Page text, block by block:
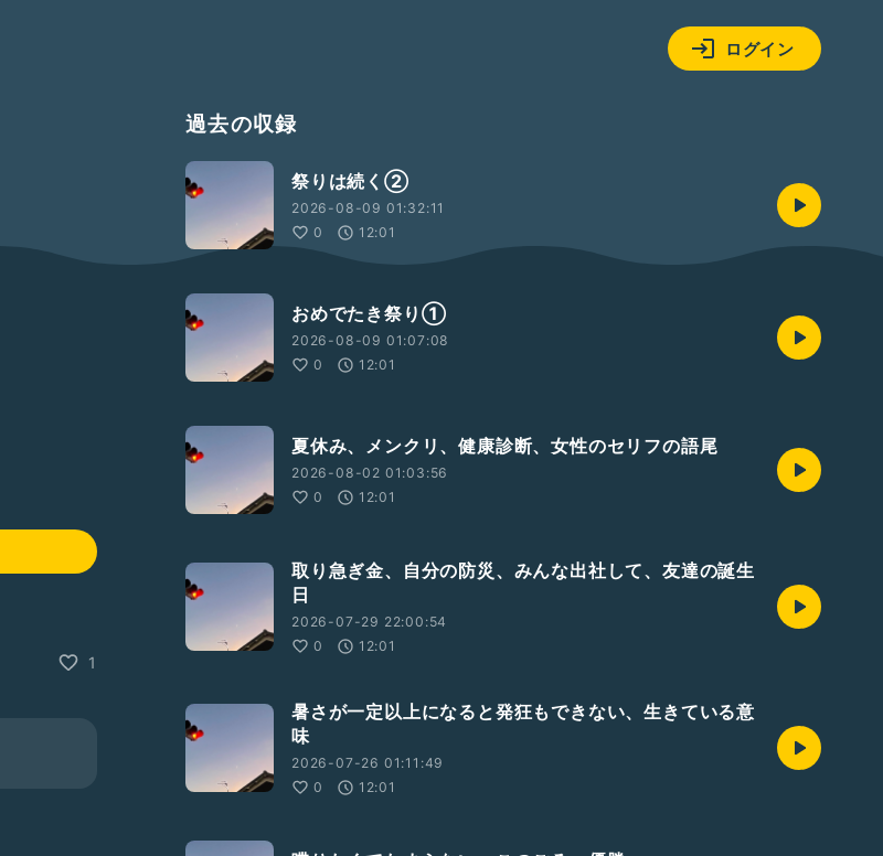
ログイン
1
過去の収録
祭りは続く②
2026-08-09 01:32:11
0
12:01
おめでたき祭り①
2026-08-09 01:07:08
0
12:01
夏休み、メンクリ、健康診断、女性のセリフの語尾
2026-08-02 01:03:56
0
12:01
取り急ぎ金、自分の防災、みんな出社して、友達の誕生
日
2026-07-29 22:00:54
0
12:01
暑さが一定以上になると発狂もできない、生きている意
味
2026-07-26 01:11:49
0
12:01